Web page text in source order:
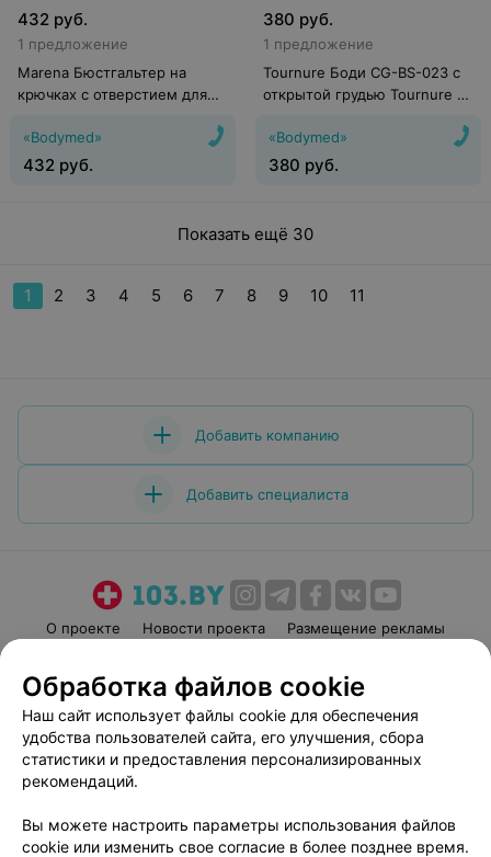
432 руб.
1 предложение
Marena Бюстгальтер на
крючках с отверстием для
«Bodymed»
432 руб.
380 руб.
1 предложение
Tournure Боди CG-BS-023 с
открытой грудью Tournure by
«Bodymed»
380 руб.
Показать ещё 30
1 2 3 4 5 6 7 8 9 10 11
Добавить компанию
Добавить специалиста
О проекте Новости проекта
Размещение рекламы
Пользовательское соглашение
Способы оплаты
Вакансии
Партнеры
Написать руководителю 103.by
Обработка персональных данных
Обработка файлов cookie
Наш сайт использует файлы cookie для обеспечения
удобства пользователей сайта, его улучшения, сбора
статистики и предоставления персонализированных
рекомендаций.
Вы можете настроить параметры использования файлов
cookie или изменить свое согласие в более позднее время.